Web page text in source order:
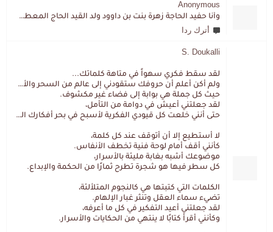
Anonymous
وأنا حفيد الحاجة زهرة بنت بن داوود ولد القيد الحاج المعطي المزمزي . ولا نمتلك من إرثه شيئا .
أترك ردا
S. Doukalli
لقد سقط فكري سهواً في متاهة كلماتك...
ولم أكن أعلم أن حروفك ستقودني إلى عالم من السحر والألغاز،
حيث كل جملة هي بوابة إلى فضاء غير مكشوف.
لقد جعلتني أعيش في دوامة من التأمل،
حتى أنني خلعت كل قيودي الفكرية لأسبح في بحر أفكارك العميق.
لا أستطيع إلا أن أتوقف عند كل كلمة،
كأنني أقف أمام لوحة فنية تخطف الأنفاس.
موضوعك أشبه بغابة مليئة بالأسرار،
كل سطر فيها هو شجرة تطرح ثمارًا من الحكمة والإبداع.
الكلمات التي كتبتها هي كالنجوم المتلألئة،
تضيء سماء العقل وتنثر غبار الإلهام.
لقد جعلتني أعيد التفكير في كل ما أعرفه،
وكأنني أقرأ كتابًا لا ينتهي من الحكايات والأسرار.